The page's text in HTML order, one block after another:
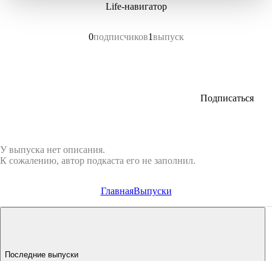
Life‑навигатор
0подписчиков1выпуск
Подписаться
У выпуска нет описания.
К сожалению, автор подкаста его не заполнил.
ГлавнаяВыпуски
Последние выпуски